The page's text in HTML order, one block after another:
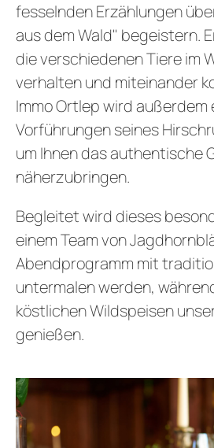
fesselnden Erzählungen
aus dem Wald" begeistern.
die verschiedenen Tiere im
verhalten und miteinander
Immo Ortlep wird außerdem
Vorführungen seines
um Ihnen das authentische
näherzubringen.
Begleitet wird dieses
einem Team von
Abendprogramm mit
untermalen werden,
köstlichen Wildspeisen
genießen.